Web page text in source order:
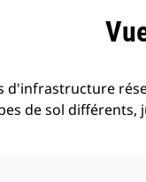
d'infrastructure
de sol différents,